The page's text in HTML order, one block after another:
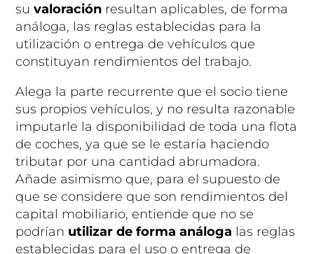
suvaloración resultan aplicables, de forma
análoga, las reglas establecidas para la
utilización o entrega de vehículos que
constituyan rendimientos del trabajo.
Alega la parte recurrente que el socio tiene
sus propios vehículos, y no resulta razonable
imputarle la disponibilidad de toda una flota
de coches, ya que se le estaría haciendo
tributar por una cantidad abrumadora.
Añade asimismo que, para el supuesto de
que se considere que son rendimientos del
capital mobiliario, entiende que no se
podrían utilizar de forma análoga las reglas
establecidas para el uso o entrega de